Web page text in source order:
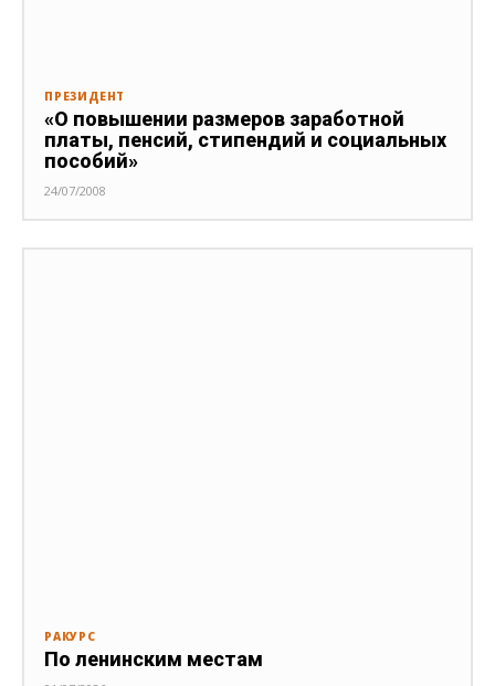
ПРЕЗИДЕНТ
«О повышении размеров заработной
платы, пенсий, стипендий и социальных
пособий»
24/07/2008
РАКУРС
По ленинским местам